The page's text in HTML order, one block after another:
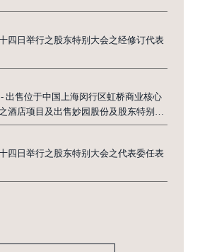
四日举行之股东特别大会之经修订代表
出售位于中国上海闵行区虹桥商业核心
酒店项目及出售妙园股份及股东特别大
四日举行之股东特别大会之代表委任表